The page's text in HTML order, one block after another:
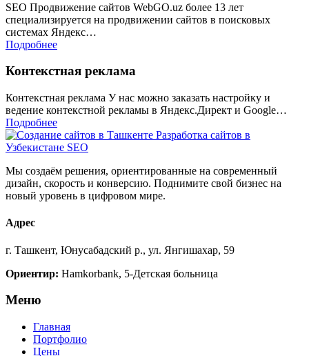
SEO Продвижение сайтов WebGO.uz более 13 лет
специализируется на продвижении сайтов в поисковых
системах Яндекс…
Подробнее
Контекстная реклама
Контекстная реклама У нас можно заказать настройку и
ведение контекстной рекламы в Яндекс.Директ и Google…
Подробнее
Мы создаём решения, ориентированные на современный
дизайн, скорость и конверсию. Поднимите свой бизнес на
новый уровень в цифровом мире.
Адрес
г. Ташкент, Юнусабадский р., ул. Янгишахар, 59
Ориентир: Hamkorbank, 5-Детская больница
Меню
Главная
Портфолио
Цены